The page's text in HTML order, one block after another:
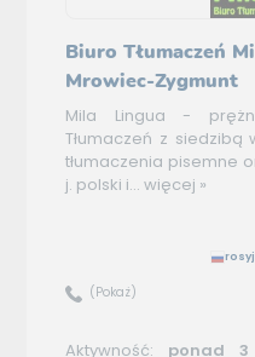
Biuro Tłumaczeń
Mrowiec-Zygmunt
Mila Lingua -
Tłumaczeń z siedzibą
tłumaczenia pisemne
j. polski i... więcej »
(Pokaż)
Aktywność: ponad 3